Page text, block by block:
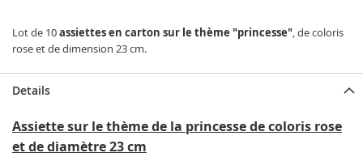
Lot de 10assiettes en carton sur le thème "princesse", de coloris
rose et de dimension 23 cm.
Details
Assiette sur le thème de la princesse de coloris rose
et de diamètre 23 cm